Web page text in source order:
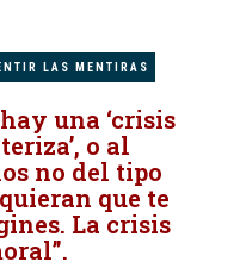
LAS MENTIRAS
una ‘crisis
o al
no del tipo
que te
La crisis